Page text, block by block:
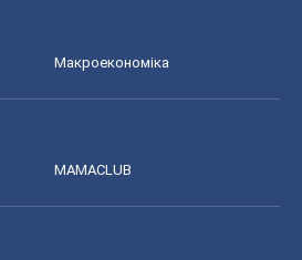
Макроекономіка
MAMACLUB